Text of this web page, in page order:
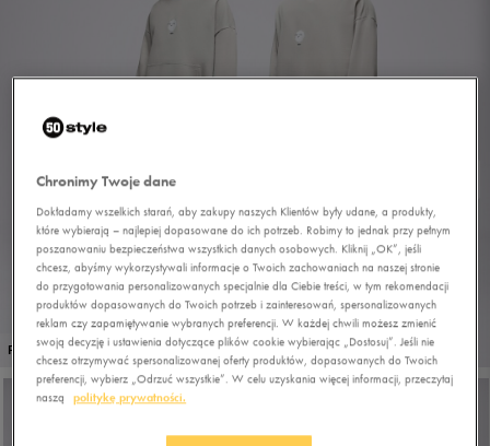
PROMO: DO -30%
Chronimy Twoje dane
Dokładamy wszelkich starań, aby zakupy naszych Klientów były udane, a produkty,
które wybierają – najlepiej dopasowane do ich potrzeb. Robimy to jednak przy pełnym
poszanowaniu bezpieczeństwa wszystkich danych osobowych. Kliknij „OK”, jeśli
chcesz, abyśmy wykorzystywali informacje o Twoich zachowaniach na naszej stronie
do przygotowania personalizowanych specjalnie dla Ciebie treści, w tym rekomendacji
produktów dopasowanych do Twoich potrzeb i zainteresowań, spersonalizowanych
reklam czy zapamiętywanie wybranych preferencji. W każdej chwili możesz zmienić
swoją decyzję i ustawienia dotyczące plików cookie wybierając „Dostosuj”. Jeśli nie
chcesz otrzymywać spersonalizowanej oferty produktów, dopasowanych do Twoich
preferencji, wybierz „Odrzuć wszystkie”. W celu uzyskania więcej informacji, przeczytaj
naszą
politykę prywatności.